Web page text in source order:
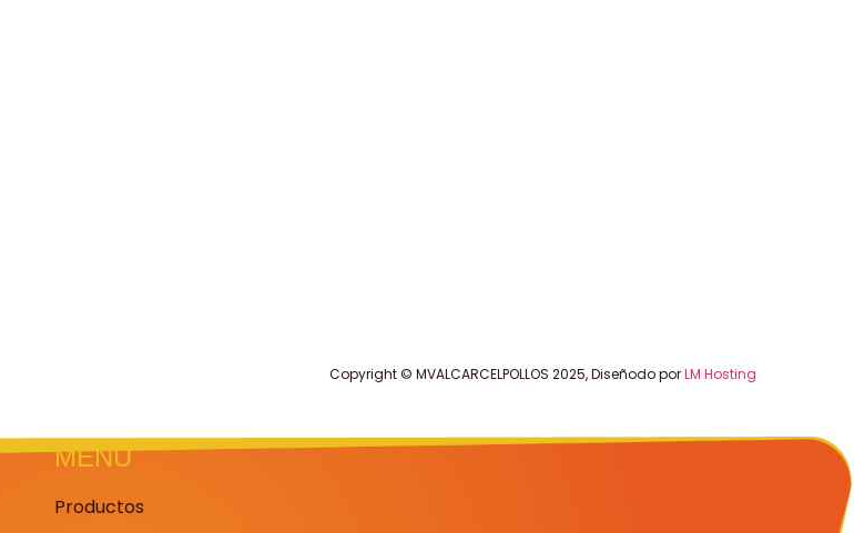
MENU
Productos
Copyright © MVALCARCELPOLLOS 2025, Diseñodo porLM Hosting